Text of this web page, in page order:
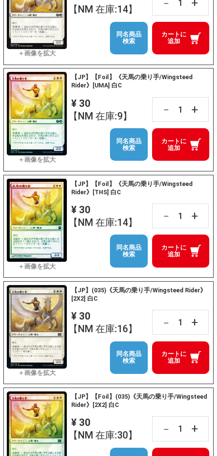
【NM 在庫:14】
－ +
カートに
追加
同名商品
検索
【JP】【Foil】《天馬の乗り手/Wingsteed
Rider》[UMA] 白C
¥ 30
【NM 在庫:9】
－ +
カートに
追加
同名商品
検索
【JP】【Foil】《天馬の乗り手/Wingsteed
Rider》[THS] 白C
¥ 30
【NM 在庫:14】
－ +
カートに
追加
同名商品
検索
【JP】(035)《天馬の乗り手/Wingsteed Rider》
[2X2] 白C
¥ 30
【NM 在庫:16】
－ +
カートに
追加
同名商品
検索
【JP】【Foil】(035)《天馬の乗り手/Wingsteed
Rider》[2X2] 白C
¥ 30
【NM 在庫:30】
－ +